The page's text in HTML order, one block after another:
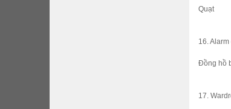
Quạt
16.
Đồng hồ
17.